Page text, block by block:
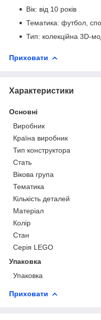
Вік: від 10 років
Тематика: футбол,
Тип: колекційна 3D-
Приховати
Характеристики
Основні
Виробник
Країна виробник
Тип конструктора
Стать
Вікова група
Тематика
Кількість деталей
Матеріал
Колір
Стан
Серія LEGO
Упаковка
Упаковка
Приховати